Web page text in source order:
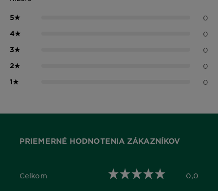
5★ 0
4★ 0
3★ 0
2★ 0
1★ 0
PRIEMERNÉ HODNOTENIA ZÁKAZNÍKOV
Celkom
0,0 out of 5 stars 0,0